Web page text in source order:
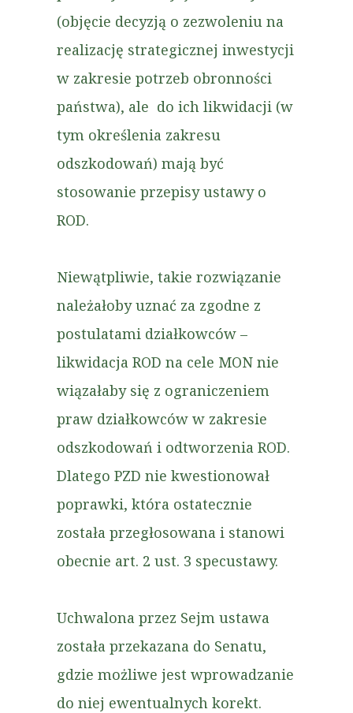
(objęcie decyzją o zezwoleniu na
realizację strategicznej inwestycji
w zakresie potrzeb obronności
państwa), ale do ich likwidacji (w
tym określenia zakresu
odszkodowań) mają być
stosowanie przepisy ustawy o
ROD.
Niewątpliwie, takie rozwiązanie
należałoby uznać za zgodne z
postulatami działkowców –
likwidacja ROD na cele MON nie
wiązałaby się z ograniczeniem
praw działkowców w zakresie
odszkodowań i odtworzenia ROD.
Dlatego PZD nie kwestionował
poprawki, która ostatecznie
została przegłosowana i stanowi
obecnie art. 2 ust. 3 specustawy.
Uchwalona przez Sejm ustawa
została przekazana do Senatu,
gdzie możliwe jest wprowadzanie
do niej ewentualnych korekt.